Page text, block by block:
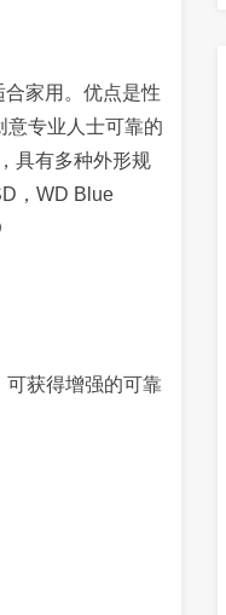
家用。优点是性
意专业人士可靠的
具有多种外形规
，WD Blue
可获得增强的可靠